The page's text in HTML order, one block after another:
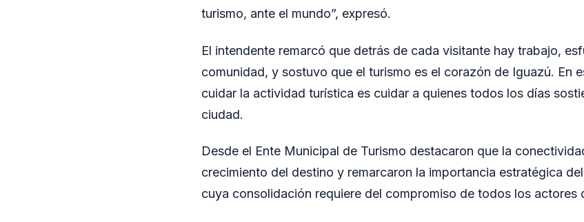
turismo, ante el mundo”, expresó.
El intendente remarcó que detrás de cada visitante hay trabajo,
comunidad, y sostuvo que el turismo es el corazón de Iguazú. En
cuidar la actividad turística es cuidar a quienes todos los días
ciudad.
Desde el Ente Municipal de Turismo destacaron que la
crecimiento del destino y remarcaron la importancia estratégica
cuya consolidación requiere del compromiso de todos los actores